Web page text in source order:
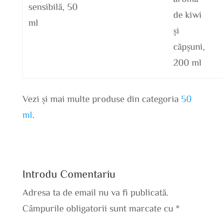
sensibilă, 50
ml
de kiwi
și
căpșuni,
200 ml
Vezi și mai multe produse din categoria 50
ml
Introdu Comentariu
Adresa ta de email nu va fi publicată.
Câmpurile obligatorii sunt marcate cu *